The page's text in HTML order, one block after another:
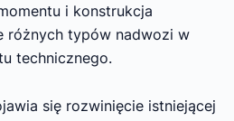
i konstrukcja
różnych typów nadwozi w
technicznego.
się rozwinięcie istniejącej